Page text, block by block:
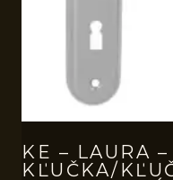
KE – LAURA –
KĽUČKA/